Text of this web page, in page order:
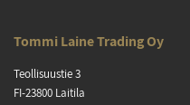
Tom­mi Lai­ne Tra­ding Oy
Teol­li­suus­tie 3
FI-23800 Lai­ti­la